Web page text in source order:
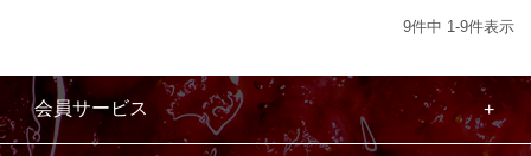
9件中 1-9件表示
会員サービス